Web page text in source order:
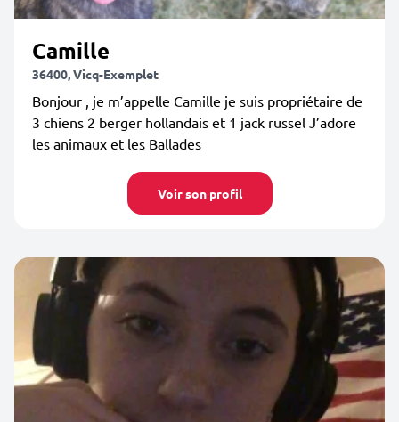
Camille
36400, Vicq-Exemplet
Bonjour , je m’appelle Camille je suis propriétaire de
3 chiens 2 berger hollandais et 1 jack russel J’adore
les animaux et les Ballades
Voir son profil